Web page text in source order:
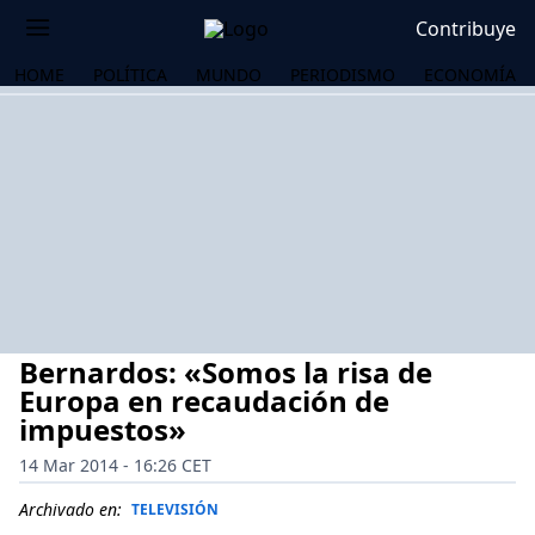
Contribuye
HOME POLÍTICA MUNDO PERIODISMO ECONOMÍA
Bernardos: «Somos la risa de
Europa en recaudación de
impuestos»
14 Mar 2014 - 16:26 CET
Archivado en: TELEVISIÓN